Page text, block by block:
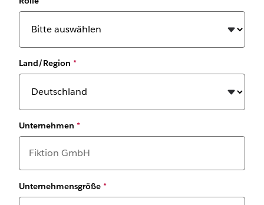
Land/Region *
Unternehmen *
Unternehmensgröße *